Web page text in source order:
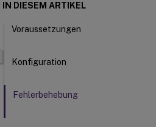
IN DIESEM ARTIKEL
Voraussetzungen
Konfiguration
Fehlerbehebung